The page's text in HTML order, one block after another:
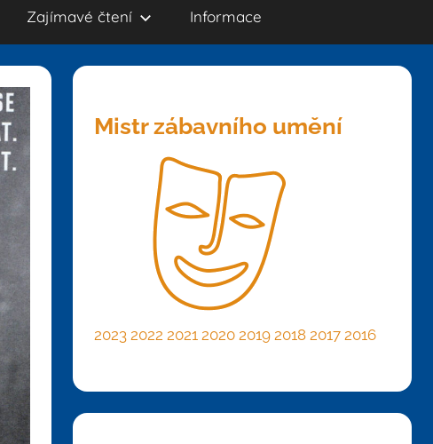
Zajímavé čtení Informace
Mistr zábavního umění
2023 2022 2021 2020 2019 2018 2017 2016